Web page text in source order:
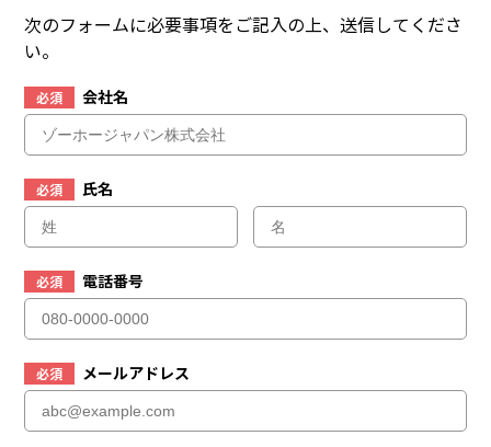
次のフォームに必要事項をご記入の上、送信してくださ
い。
必須 会社名
必須 氏名
必須 電話番号
必須 メールアドレス